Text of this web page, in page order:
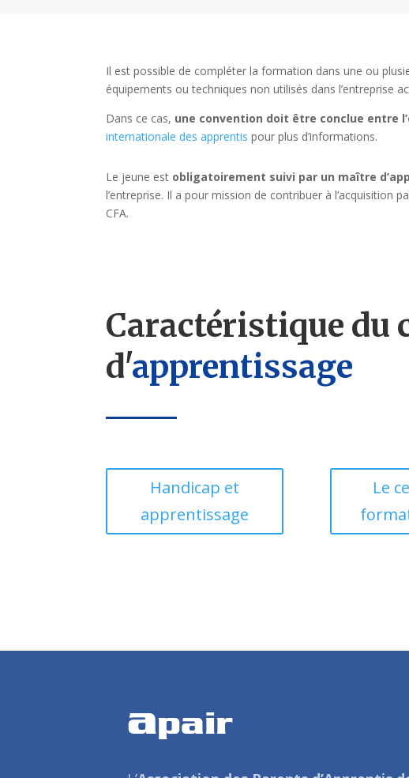
Il est possible de compléter la formation dans une ou
équipements ou techniques non utilisés dans l’entreprise
Dans ce cas, une convention doit être conclue entre
internationale des apprentis pour plus d’informations.
Le jeune est obligatoirement suivi par un maître
l’entreprise. Il a pour mission de contribuer à l’acquisition
CFA.
Caractéristique du
d'apprentissage
Handicap et
apprentissage
Le
apair